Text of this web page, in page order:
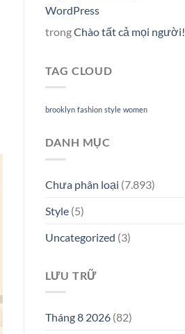
WordPress
trongChào tất cả mọi người!
TAG CLOUD
brooklyn fashion style women
DANH MỤC
Chưa phân loại (7.893)
Style(5)
Uncategorized (3)
LƯU TRỮ
Tháng 8 2026(82)